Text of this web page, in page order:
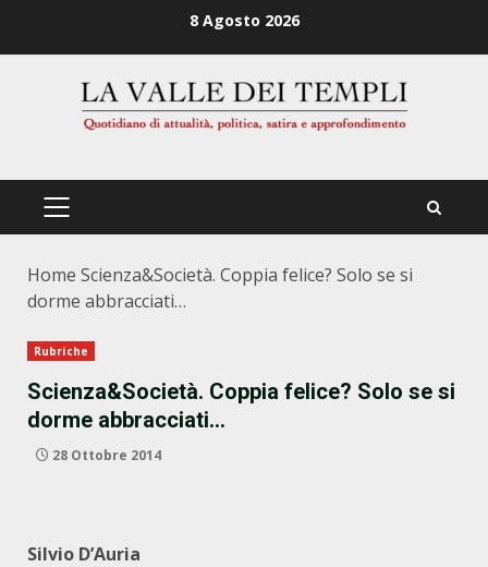
8 Agosto 2026
PRIMÄRES
Home Scienza&Società. Coppia felice? Solo se si
dorme abbracciati…
Rubriche
Scienza&Società. Coppia felice? Solo se si
dorme abbracciati…
28 Ottobre 2014
Silvio D’Auria